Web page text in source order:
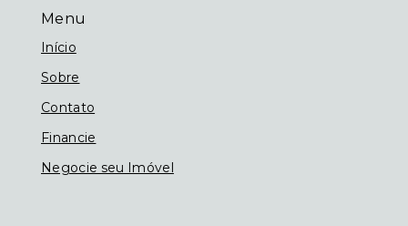
Menu
Início
Sobre
Contato
Financie
Negocie seu Imóvel